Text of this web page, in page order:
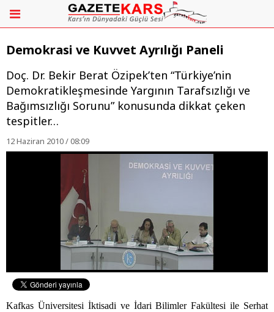
Demokrasi ve Kuvvet Ayrılığı Paneli
Doç. Dr. Bekir Berat Özipek’ten “Türkiye’nin
Demokratikleşmesinde Yargının Tarafsızlığı ve
Bağımsızlığı Sorunu” konusunda dikkat çeken
tespitler…
12 Haziran 2010 / 08:09
Kafkas Üniversitesi İktisadi ve İdari Bilimler Fakültesi ile Serhat